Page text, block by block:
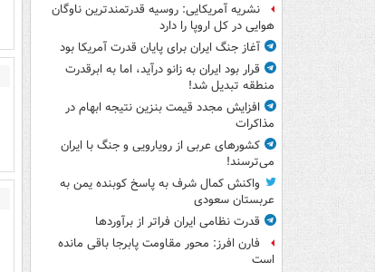
نشریه آمریکایی: روسیه قدرتمندترین ناوگان
هوایی در کل اروپا را دارد
آغاز جنگ ایران برای پایان قدرت آمریکا بود
قرار بود ایران به زانو درآید، اما به ابرقدرت
منطقه تبدیل شد!
افزایش مجدد قیمت بنزین نتیجه ابهام در
مذاکرات
کشورهای عربی از رویارویی و جنگ با ایران
می‌ترسند!
واکنش کمال شرف به پاسخ کوبنده یمن به
عربستان سعودی
قدرت نظامی ایران فراتر از برآوردها
فارن افرز: محور مقاومت پابرجا باقی مانده
است